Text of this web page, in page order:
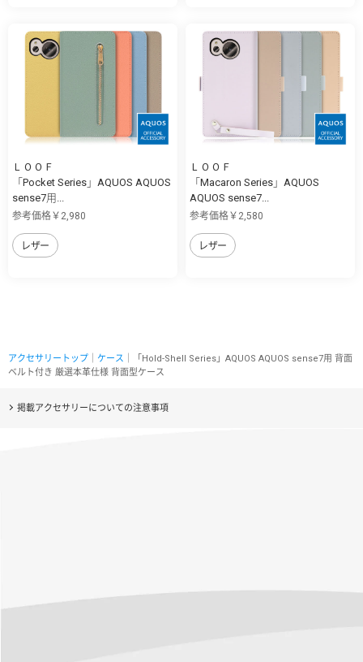
ＬＯＯＦ
「Pocket Series」AQUOS AQUOS
sense7用...
参考価格￥2,980
レザー
ＬＯＯＦ
「Macaron Series」AQUOS
AQUOS sense7...
参考価格￥2,580
レザー
アクセサリートップ ケース ｜「Hold-Shell Series」AQUOS AQUOS sense7用 背面
ベルト付き 厳選本革仕様 背面型ケース
掲載アクセサリーについての注意事項